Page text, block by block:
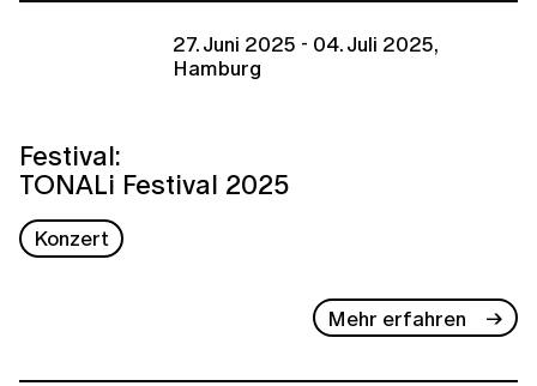
27. Juni 2025 - 04. Juli 2025,
Hamburg
Festival:
TONALi Festival 2025
Konzert
Mehr erfahren